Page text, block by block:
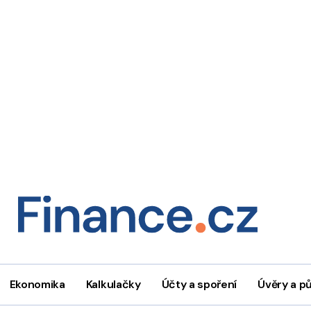
Ekonomika Kalkulačky Účty a spoření Úvěry a